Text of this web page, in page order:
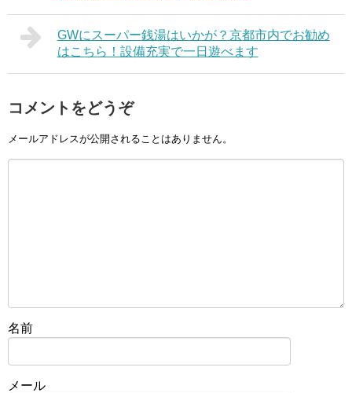
GWにスーパー銭湯はいかが？京都市内でお勧め
はこちら！設備充実で一日遊べます
コメントをどうぞ
メールアドレスが公開されることはありません。
名前
メール